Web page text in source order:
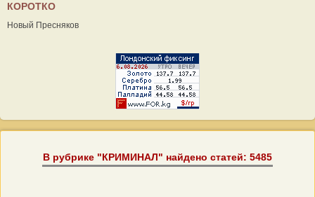
КОРОТКО
Новый Пресняков
В рубрике "КРИМИНАЛ" найдено статей: 5485